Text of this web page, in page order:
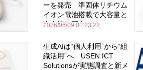
ーを発売 準固体リチウム
イオン電池搭載で大容量と
安全性を両立
2026/06/09 01:23:22
生成AIは“個人利用”から“組
織活用”へ USEN ICT
Solutionsが実態調査と新メ